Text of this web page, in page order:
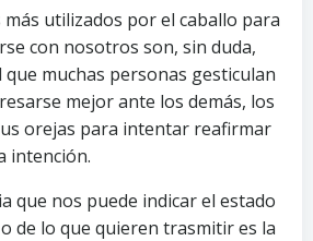
más utilizados por el caballo para
con nosotros son, sin duda,
que muchas personas gesticulan
mejor ante los demás, los
orejas para intentar reafirmar
intención.
que nos puede indicar el estado
de lo que quieren trasmitir es la